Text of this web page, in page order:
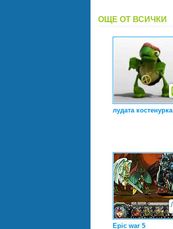
ОЩЕ ОТ ВСИЧКИ
лудата костенурка
Epic war 5